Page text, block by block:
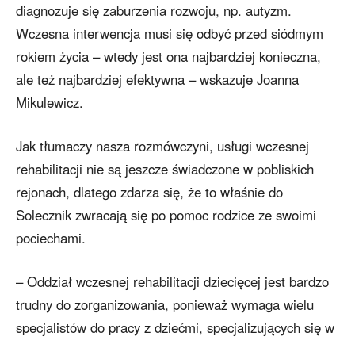
diagnozuje się zaburzenia rozwoju, np. autyzm.
Wczesna interwencja musi się odbyć przed siódmym
rokiem życia – wtedy jest ona najbardziej konieczna,
ale też najbardziej efektywna – wskazuje Joanna
Mikulewicz.
Jak tłumaczy nasza rozmówczyni, usługi wczesnej
rehabilitacji nie są jeszcze świadczone w pobliskich
rejonach, dlatego zdarza się, że to właśnie do
Solecznik zwracają się po pomoc rodzice ze swoimi
pociechami.
– Oddział wczesnej rehabilitacji dziecięcej jest bardzo
trudny do zorganizowania, ponieważ wymaga wielu
specjalistów do pracy z dziećmi, specjalizujących się w